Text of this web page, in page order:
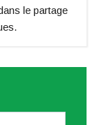
le partage